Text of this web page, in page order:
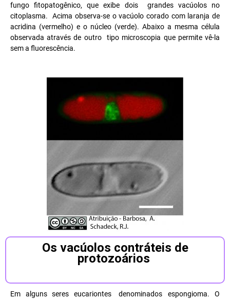
fungo fitopatogênico, que exibe dois grandes vacúolos no
citoplasma. Acima observa-se o vacúolo corado com laranja de
acridina (vermelho) e o núcleo (verde). Abaixo a mesma célula
observada através de outro tipo microscopia que permite vê-la
sem a fluorescência.
Os vacúolos contráteis de
protozoários
Em alguns seres eucariontes
denominados espongioma. O